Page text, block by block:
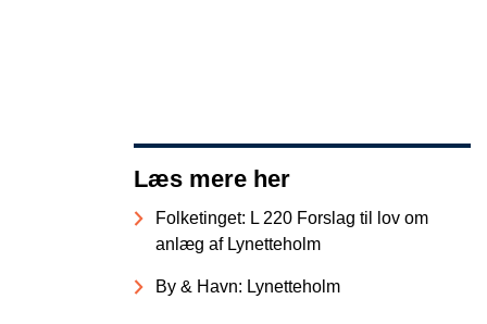
Læs mere her
Folketinget: L 220 Forslag til lov om
anlæg af Lynetteholm
By & Havn: Lynetteholm